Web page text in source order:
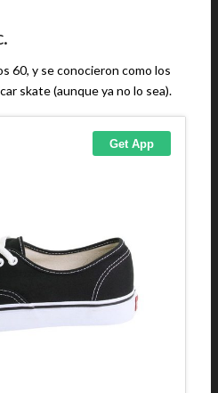
60, y se conocieron como los
skate (aunque ya no lo sea).